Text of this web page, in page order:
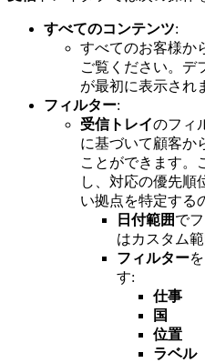
すべてのコンテンツ:
すべてのお客様か
ご覧ください。デ
が最初に表示され
フィルター:
受信トレイのフィ
に基づいて顧客か
ことができます。
し、対応の優先順
い拠点を特定する
日付範囲で
はカスタム
フィルター
す:
仕事
国
位置
ラベル